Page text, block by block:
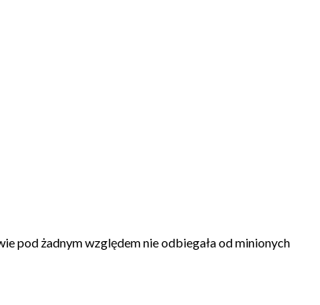
pod żadnym względem nie odbiegała od minionych